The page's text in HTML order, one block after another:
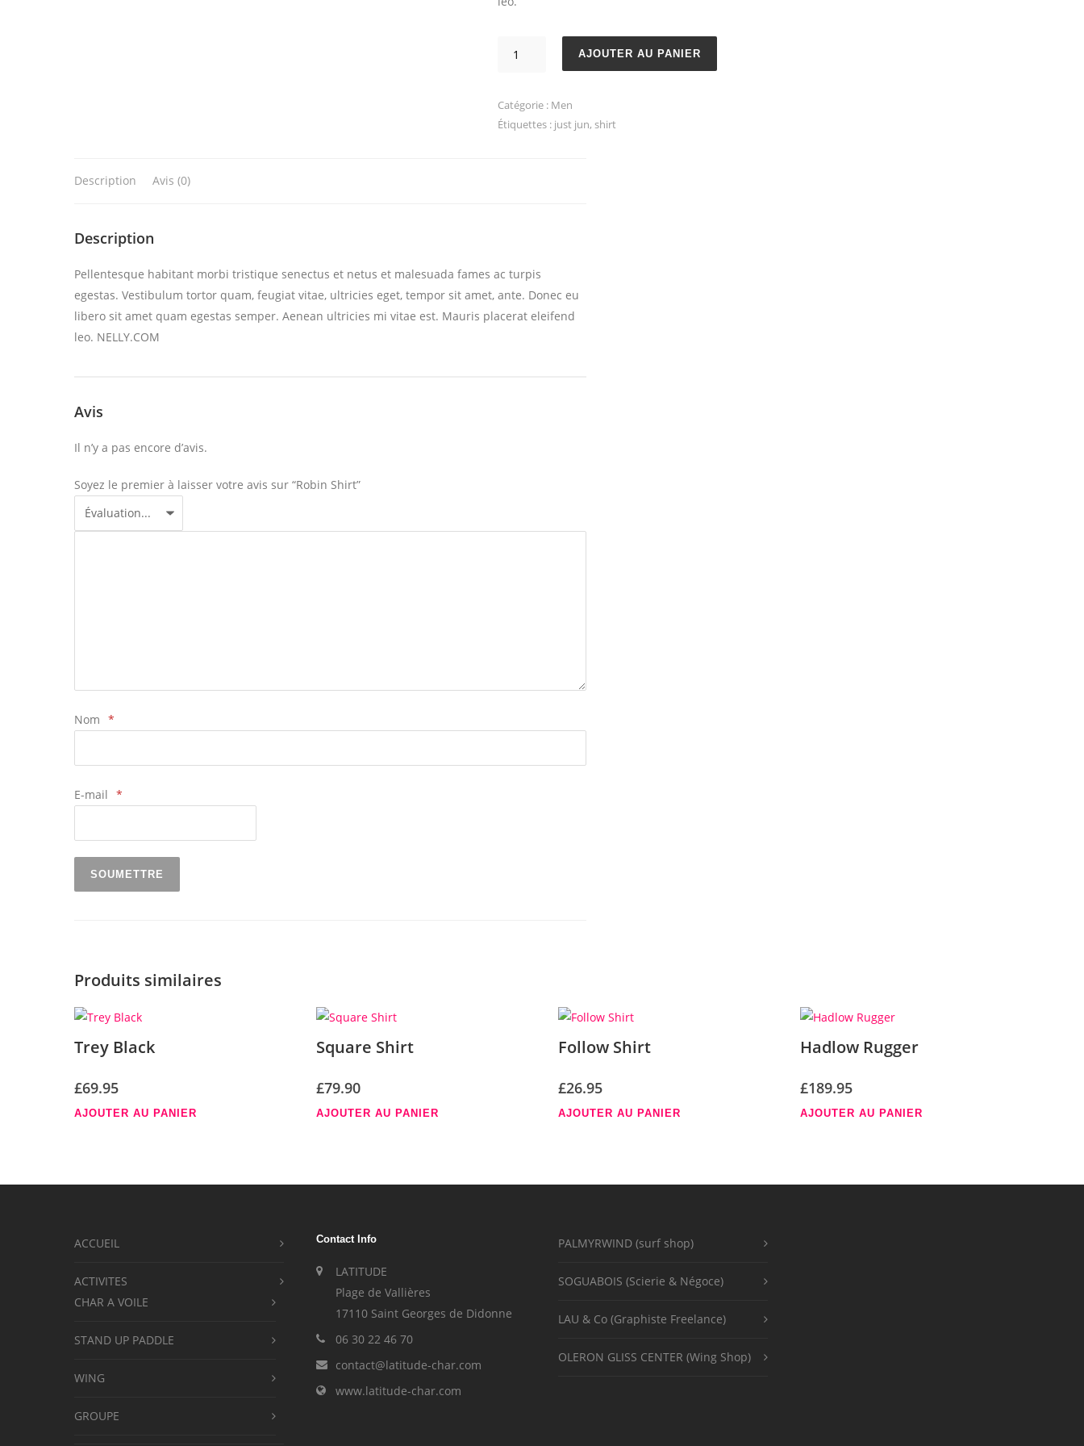
Shirt
AJOUTER AU PANIER
Catégorie : Men
Étiquettes : just jun, shirt
Description Avis (0)
Description
Pellentesque habitant morbi tristique senectus et netus et malesuada fames ac turpis
egestas. Vestibulum tortor quam, feugiat vitae, ultricies eget, tempor sit amet, ante. Donec eu
libero sit amet quam egestas semper. Aenean ultricies mi vitae est. Mauris placerat eleifend
leo. NELLY.COM
Avis
Il n’y a pas encore d’avis.
Soyez le premier à laisser votre avis sur “Robin Shirt”
Nom *
E-mail *
Produits similaires
Trey Black
£69.95
AJOUTER AU PANIER
Square Shirt
£79.90
AJOUTER AU PANIER
Follow Shirt
£26.95
AJOUTER AU PANIER
Hadlow Rugger
£189.95
AJOUTER AU PANIER
ACCUEIL
ACTIVITES
CHAR A VOILE
STAND UP PADDLE
WING
GROUPE
Contact Info
LATITUDE
Plage de Vallières
17110 Saint Georges de Didonne
06 30 22 46 70
contact@latitude-char.com
www.latitude-char.com
PALMYRWIND (surf shop)
SOGUABOIS (Scierie & Négoce)
LAU & Co (Graphiste Freelance)
OLERON GLISS CENTER (Wing Shop)